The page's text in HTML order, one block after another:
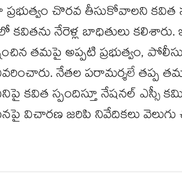
చొరవ తీసుకోవాలని కవిత
నేరెళ్ల బాధితులు కలిశారు.
తమపై అప్పటి ప్రభుత్వం,
నేతల పరామర్శలే తప్ప
కవిత స్పందిస్తూ నేషనల్ ఎస్సీ
విచారణ జరిపి నివేదికలు వెలుగు